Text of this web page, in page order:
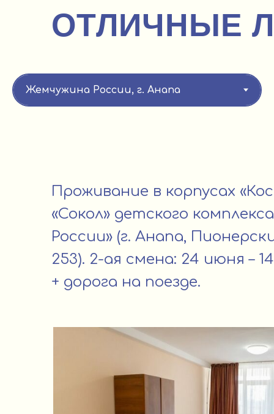
ОТЛИЧНЫЕ
Проживание в корпусах
«Сокол» детского
России» (г. Анапа,
253). 2-ая смена: 24 июня –
+ дорога на поезде.